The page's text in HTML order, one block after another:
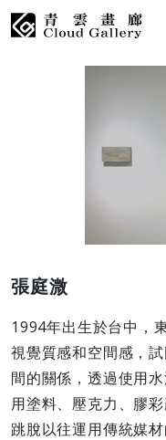
張庭溦
1994年出生於台中，
視覺質感和空間感，
間的關係，透過使用
用塗料、壓克力、膠
跳脫以往運用傳統媒